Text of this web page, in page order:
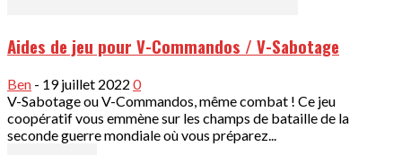
Aides de jeu pour V-Commandos / V-Sabotage
Ben - 19 juillet 2022 0
V-Sabotage ou V-Commandos, même combat ! Ce jeu
coopératif vous emmène sur les champs de bataille de la
seconde guerre mondiale où vous préparez...